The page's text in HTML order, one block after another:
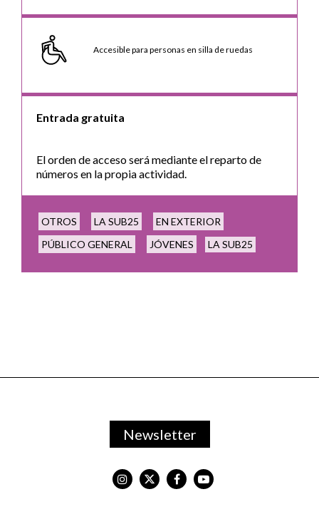
Accesible para personas en silla de ruedas
Entrada gratuita
El orden de acceso será mediante el reparto de
números en la propia actividad.
OTROS LA SUB25
EN EXTERIOR
PÚBLICO GENERAL
JÓVENES LA SUB25
Newsletter